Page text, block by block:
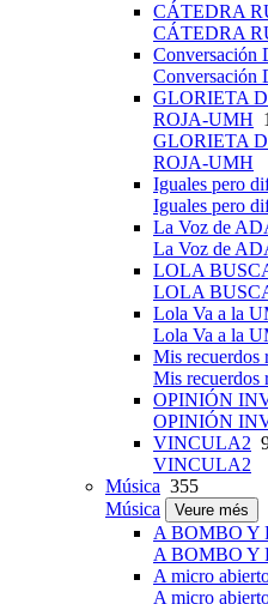
CÁTEDRA
CÁTEDRA
Conversación
Conversación
GLORIETA
ROJA-UMH
GLORIETA
ROJA-UMH
Iguales pero
Iguales pero
La Voz de
La Voz de
LOLA
LOLA
Lola Va a la
Lola Va a la
Mis recuerdos
Mis recuerdos
OPINIÓN
OPINIÓN
VINCULA2
VINCULA2
Música 355
Música
Veure més
A BOMBO Y
A BOMBO Y
A micro
A micro